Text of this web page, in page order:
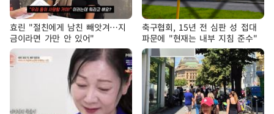
효린 "절친에게 남친 빼앗겨…지
금이라면 가만 안 있어"
축구협회, 15년 전 심판 성 접대
파문에 "현재는 내부 지침 준수"